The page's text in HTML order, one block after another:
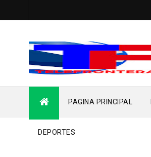
PAGINA PRINCIPAL
DEPORTES